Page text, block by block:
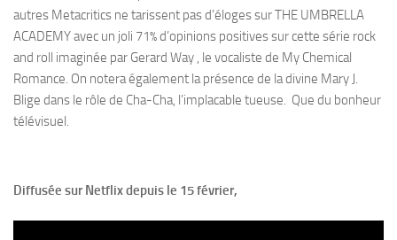
autres Metacritics ne tarissent pas d’éloges sur THE UMBRELLA
ACADEMY avec un joli 71% d’opinions positives sur cette série rock
and roll imaginée par Gerard Way , le vocaliste de My Chemical
Romance. On notera également la présence de la divine Mary J.
Blige dans le rôle de Cha-Cha, l’implacable tueuse. Que du bonheur
télévisuel.
Diffusée sur Netflix depuis le 15 février,